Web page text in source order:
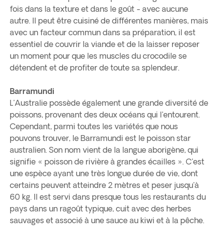
fois dans la texture et dans le goût - avec aucune
autre. Il peut être cuisiné de différentes manières, mais
avec un facteur commun dans sa préparation, il est
essentiel de couvrir la viande et de la laisser reposer
un moment pour que les muscles du crocodile se
détendent et de profiter de toute sa splendeur.
Barramundi
L'Australie possède également une grande diversité de
poissons, provenant des deux océans qui l'entourent.
Cependant, parmi toutes les variétés que nous
pouvons trouver, le Barramundi est le poisson star
australien. Son nom vient de la langue aborigène, qui
signifie « poisson de rivière à grandes écailles ». C'est
une espèce ayant une très longue durée de vie, dont
certains peuvent atteindre 2 mètres et peser jusqu'à
60 kg. Il est servi dans presque tous les restaurants du
pays dans un ragoût typique, cuit avec des herbes
sauvages et associé à une sauce au kiwi et à la pêche.